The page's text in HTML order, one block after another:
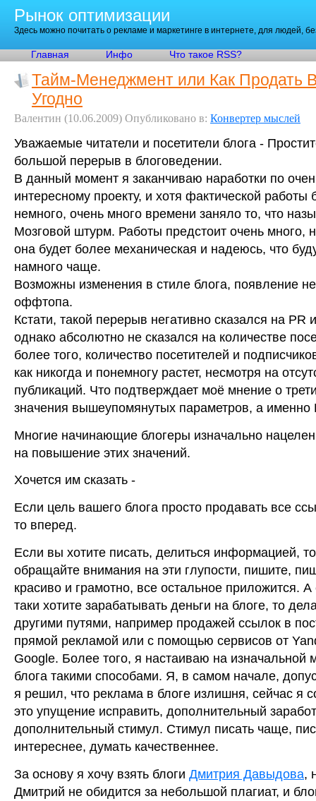
Рынок оптимизации
Здесь можно почитать о рекламе и маркетинге в интернете, для людей,
Главная Инфо Что такое RSS?
Тайм-Менеджмент или Как Продать
Угодно
Валентин (10.06.2009) Опубликовано в: Конвертер мыслей
Уважаемые читатели и посетители блога -
большой перерыв в блоговедении.
В данный момент я заканчиваю наработки по
интересному проекту, и хотя фактической работы
немного, очень много времени заняло то, что
Мозговой штурм. Работы предстоит очень много,
она будет более механическая и надеюсь, что
намного чаще.
Возможны изменения в стиле блога, появление
оффтопа.
Кстати, такой перерыв негативно сказался на PR
однако абсолютно не сказался на количестве
более того, количество посетителей и
как никогда и понемногу растет, несмотря на
публикаций. Что подтверждает моё мнение о
значения вышеупомянутых параметров, а именно
Многие начинающие блогеры изначально
на повышение этих значений.
Хочется им сказать -
Если цель вашего блога просто продавать все
то вперед.
Если вы хотите писать, делиться информацией,
обращайте внимания на эти глупости, пишите,
красиво и грамотно, все остальное приложится.
таки хотите зарабатывать деньги на блоге, то
другими путями, например продажей ссылок в
прямой рекламой или с помощью сервисов от
Google. Более того, я настаиваю на изначальной
блога такими способами. Я, в самом начале,
я решил, что реклама в блоге излишня, сейчас я
это упущение исправить, дополнительный
дополнительный стимул. Стимул писать чаще,
интереснее, думать качественнее.
За основу я хочу взять блоги Дмитрия Давыдова,
Дмитрий не обидится за небольшой плагиат, и